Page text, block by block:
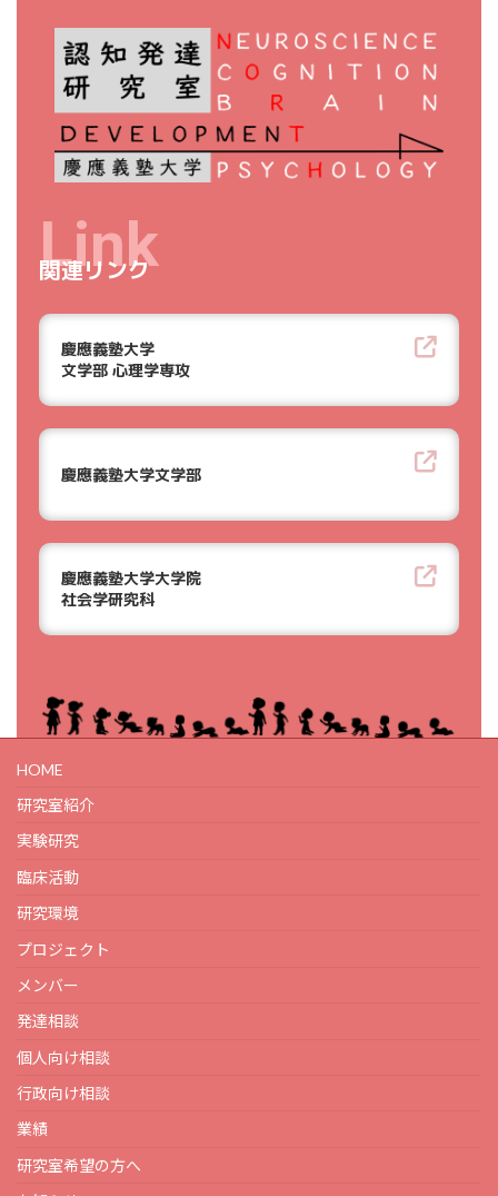
Link
関連リンク
慶應義塾大学
文学部 心理学専攻
慶應義塾大学文学部
慶應義塾大学大学院
社会学研究科
HOME
研究室紹介
実験研究
臨床活動
研究環境
プロジェクト
メンバー
発達相談
個人向け相談
行政向け相談
業績
研究室希望の方へ